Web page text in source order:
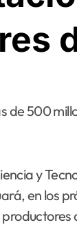
y
en los